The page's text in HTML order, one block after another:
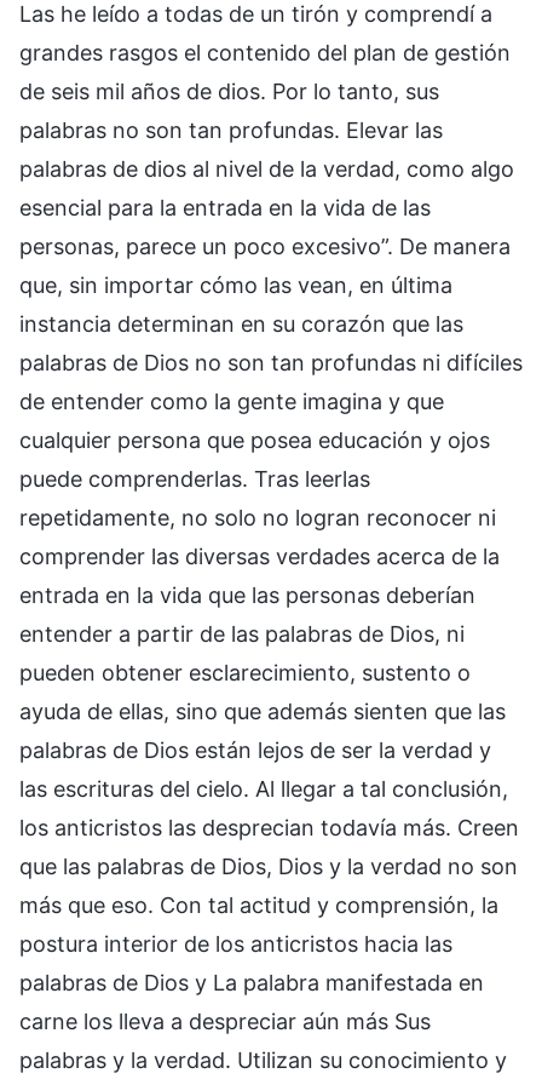
Las he leído a todas de un tirón y comprendí a
grandes rasgos el contenido del plan de gestión
de seis mil años de dios. Por lo tanto, sus
palabras no son tan profundas. Elevar las
palabras de dios al nivel de la verdad, como algo
esencial para la entrada en la vida de las
personas, parece un poco excesivo”. De manera
que, sin importar cómo las vean, en última
instancia determinan en su corazón que las
palabras de Dios no son tan profundas ni difíciles
de entender como la gente imagina y que
cualquier persona que posea educación y ojos
puede comprenderlas. Tras leerlas
repetidamente, no solo no logran reconocer ni
comprender las diversas verdades acerca de la
entrada en la vida que las personas deberían
entender a partir de las palabras de Dios, ni
pueden obtener esclarecimiento, sustento o
ayuda de ellas, sino que además sienten que las
palabras de Dios están lejos de ser la verdad y
las escrituras del cielo. Al llegar a tal conclusión,
los anticristos las desprecian todavía más. Creen
que las palabras de Dios, Dios y la verdad no son
más que eso. Con tal actitud y comprensión, la
postura interior de los anticristos hacia las
palabras de Dios y La palabra manifestada en
carne los lleva a despreciar aún más Sus
palabras y la verdad. Utilizan su conocimiento y